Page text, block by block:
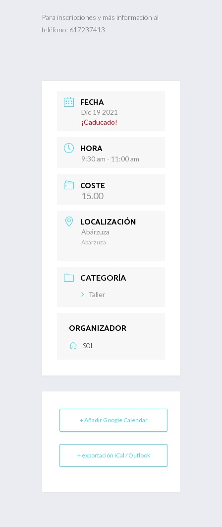
Para inscripciones y más información al
teléfono: 617237413
FECHA
Dic 19 2021
¡Caducado!
HORA
9:30 am - 11:00 am
COSTE
15.00
LOCALIZACIÓN
Abárzuza
Abárzuza
CATEGORÍA
Taller
ORGANIZADOR
SOL
+ Añadir Google Calendar
+ exportación iCal / Outlook